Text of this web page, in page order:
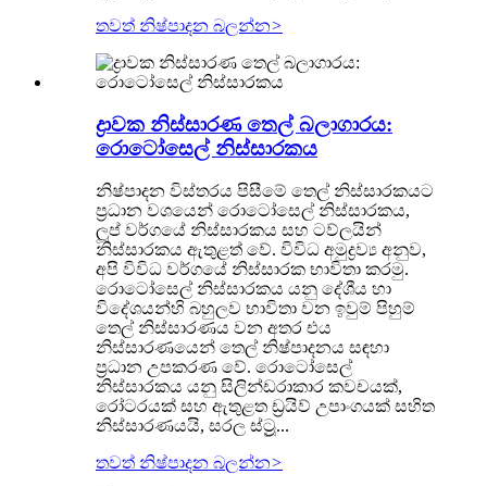
තවත් නිෂ්පාදන බලන්න>
ද්‍රාවක නිස්සාරණ තෙල් බලාගාරය:
රොටෝසෙල් නිස්සාරකය
නිෂ්පාදන විස්තරය පිසීමේ තෙල් නිස්සාරකයට
ප්‍රධාන වශයෙන් රොටෝසෙල් නිස්සාරකය,
ලූප් වර්ගයේ නිස්සාරකය සහ ටව්ලයින්
නිස්සාරකය ඇතුළත් වේ. විවිධ අමුද්‍රව්‍ය අනුව,
අපි විවිධ වර්ගයේ නිස්සාරක භාවිතා කරමු.
රොටෝසෙල් නිස්සාරකය යනු දේශීය හා
විදේශයන්හි බහුලව භාවිතා වන ඉවුම් පිහුම්
තෙල් නිස්සාරණය වන අතර එය
නිස්සාරණයෙන් තෙල් නිෂ්පාදනය සඳහා
ප්‍රධාන උපකරණ වේ. රොටෝසෙල්
නිස්සාරකය යනු සිලින්ඩරාකාර කවචයක්,
රෝටරයක් ​​සහ ඇතුළත ඩ්‍රයිව් උපාංගයක් සහිත
නිස්සාරණයයි, සරල ස්ට්‍රූ...
තවත් නිෂ්පාදන බලන්න>